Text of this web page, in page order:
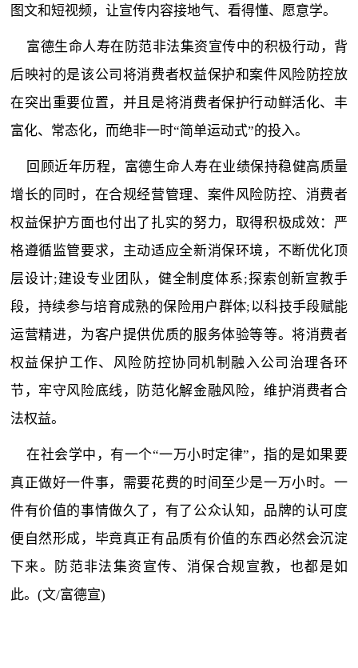
图文和短视频，让宣传内容接地气、看得懂、愿意学。
富德生命人寿在防范非法集资宣传中的积极行动，背
后映衬的是该公司将消费者权益保护和案件风险防控放
在突出重要位置，并且是将消费者保护行动鲜活化、丰
富化、常态化，而绝非一时“简单运动式”的投入。
回顾近年历程，富德生命人寿在业绩保持稳健高质量
增长的同时，在合规经营管理、案件风险防控、消费者
权益保护方面也付出了扎实的努力，取得积极成效：严
格遵循监管要求，主动适应全新消保环境，不断优化顶
层设计;建设专业团队，健全制度体系;探索创新宣教手
段，持续参与培育成熟的保险用户群体;以科技手段赋能
运营精进，为客户提供优质的服务体验等等。将消费者
权益保护工作、风险防控协同机制融入公司治理各环
节，牢守风险底线，防范化解金融风险，维护消费者合
法权益。
在社会学中，有一个“一万小时定律”，指的是如果要
真正做好一件事，需要花费的时间至少是一万小时。一
件有价值的事情做久了，有了公众认知，品牌的认可度
便自然形成，毕竟真正有品质有价值的东西必然会沉淀
下来。防范非法集资宣传、消保合规宣教，也都是如
此。(文/富德宣)